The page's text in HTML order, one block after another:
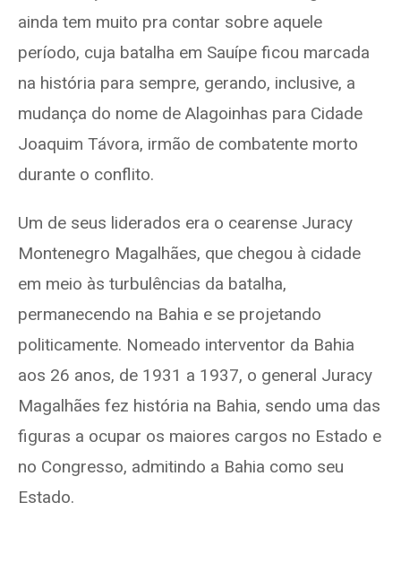
o
k
m p
p
ainda tem muito pra contar sobre aquele
período, cuja batalha em Sauípe ficou marcada
na história para sempre, gerando, inclusive, a
mudança do nome de Alagoinhas para Cidade
Joaquim Távora, irmão de combatente morto
durante o conflito.
Um de seus liderados era o cearense Juracy
Montenegro Magalhães, que chegou à cidade
em meio às turbulências da batalha,
permanecendo na Bahia e se projetando
politicamente. Nomeado interventor da Bahia
aos 26 anos, de 1931 a 1937, o general Juracy
Magalhães fez história na Bahia, sendo uma das
figuras a ocupar os maiores cargos no Estado e
no Congresso, admitindo a Bahia como seu
Estado.